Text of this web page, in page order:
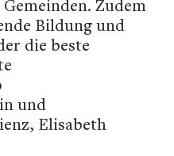
Zudem
Bildung und
die beste
und
Elisabeth